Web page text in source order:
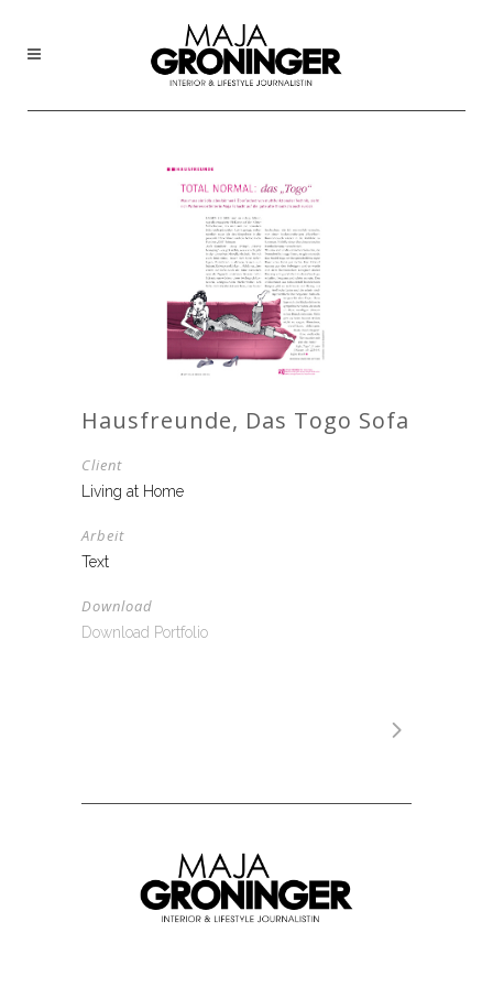
Hausfreunde, Das Togo Sofa
Client
Living at Home
Arbeit
Text
Download
Download Portfolio